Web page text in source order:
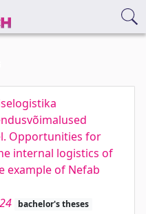
Opportunities for
internal logistics of
example of Nefab
bachelor's theses